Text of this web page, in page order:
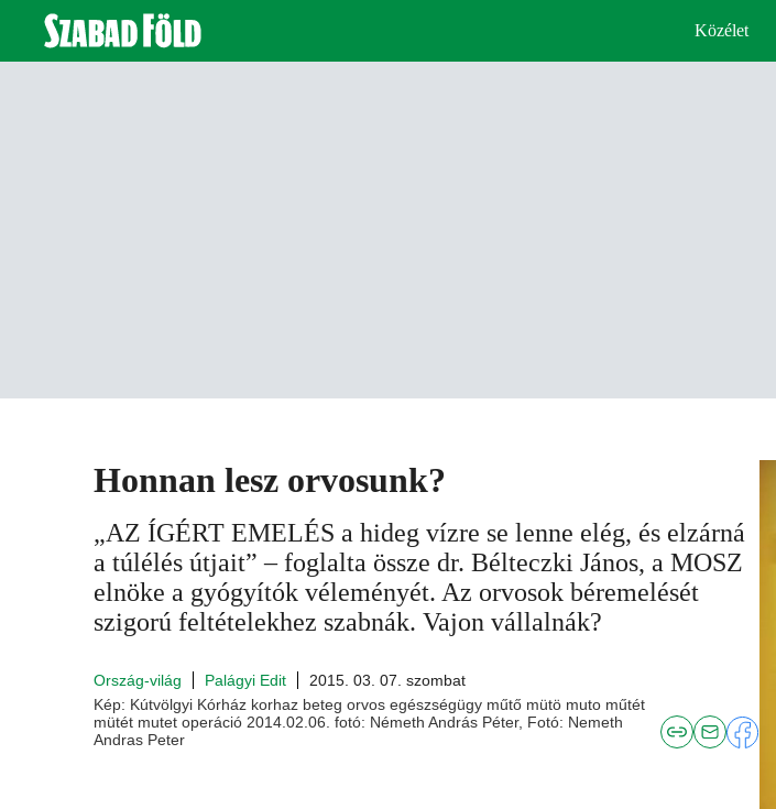
Közélet
Honnan lesz orvosunk?
„AZ ÍGÉRT EMELÉS a hideg vízre se lenne elég, és elzárná
a túlélés útjait” – foglalta össze dr. Bélteczki János, a MOSZ
elnöke a gyógyítók véleményét. Az orvosok béremelését
szigorú feltételekhez szabnák. Vajon vállalnák?
Ország-világ Palágyi Edit
2015. 03. 07. szombat
Kép: Kútvölgyi Kórház korhaz beteg orvos egészségügy műtő mütö muto műtét
mütét mutet operáció 2014.02.06. fotó: Németh András Péter, Fotó: Nemeth
Andras Peter